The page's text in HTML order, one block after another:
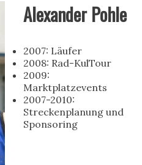
Alexander Pohle
2007: Läufer
2008: Rad-KulTour
2009:
Marktplatzevents
2007-2010:
Streckenplanung und
Sponsoring